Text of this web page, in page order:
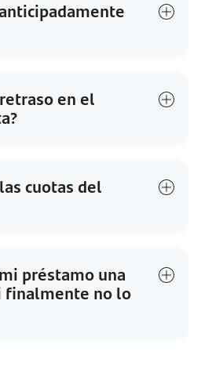
en el
cuotas del
préstamo una
finalmente no lo